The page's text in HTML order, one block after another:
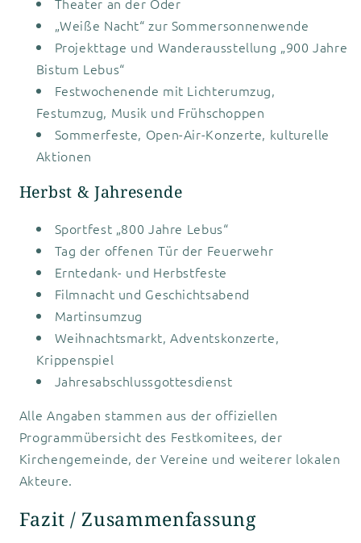
„Weiße Nacht“ zur Sommersonnenwende
Projekttage und Wanderausstellung „900 Jahre
Bistum Lebus“
Festwochenende mit Lichterumzug,
Festumzug, Musik und Frühschoppen
Sommerfeste, Open-Air-Konzerte, kulturelle
Aktionen
Herbst & Jahresende
Sportfest „800 Jahre Lebus“
Tag der offenen Tür der Feuerwehr
Erntedank- und Herbstfeste
Filmnacht und Geschichtsabend
Martinsumzug
Weihnachtsmarkt, Adventskonzerte,
Krippenspiel
Jahresabschlussgottesdienst
Alle Angaben stammen aus der offiziellen
Programmübersicht des Festkomitees, der
Kirchengemeinde, der Vereine und weiterer lokalen
Akteure.
Fazit / Zusammenfassung